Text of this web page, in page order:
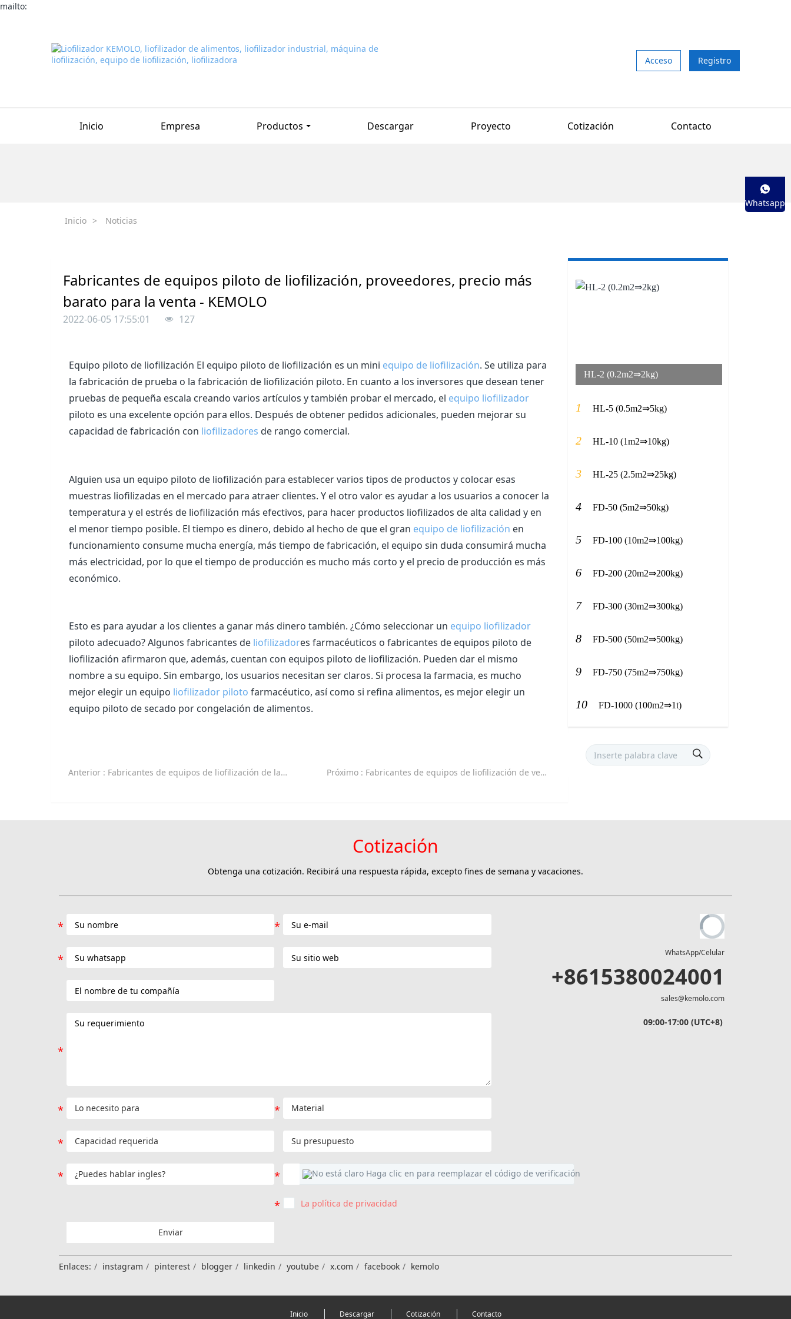
mailto:
Acceso Registro
Inicio Empresa Productos Descargar Proyecto Cotización Contacto
Inicio > Noticias
Fabricantes de equipos piloto de liofilización, proveedores, precio más
barato para la venta - KEMOLO
2022-06-05 17:55:01 127
Equipo piloto de liofilización El equipo piloto de liofilización es un mini equipo de liofilización. Se utiliza para
la fabricación de prueba o la fabricación de liofilización piloto. En cuanto a los inversores que desean tener
pruebas de pequeña escala creando varios artículos y también probar el mercado, el equipo liofilizador
piloto es una excelente opción para ellos. Después de obtener pedidos adicionales, pueden mejorar su
capacidad de fabricación con liofilizadores de rango comercial.
Alguien usa un equipo piloto de liofilización para establecer varios tipos de productos y colocar esas
muestras liofilizadas en el mercado para atraer clientes. Y el otro valor es ayudar a los usuarios a conocer la
temperatura y el estrés de liofilización más efectivos, para hacer productos liofilizados de alta calidad y en
el menor tiempo posible. El tiempo es dinero, debido al hecho de que el gran equipo de liofilización en
funcionamiento consume mucha energía, más tiempo de fabricación, el equipo sin duda consumirá mucha
más electricidad, por lo que el tiempo de producción es mucho más corto y el precio de producción es más
económico.
Esto es para ayudar a los clientes a ganar más dinero también. ¿Cómo seleccionar un equipo liofilizador
piloto adecuado? Algunos fabricantes de liofilizadores farmacéuticos o fabricantes de equipos piloto de
liofilización afirmaron que, además, cuentan con equipos piloto de liofilización. Pueden dar el mismo
nombre a su equipo. Sin embargo, los usuarios necesitan ser claros. Si procesa la farmacia, es mucho
mejor elegir un equipo liofilizador piloto farmacéutico, así como si refina alimentos, es mejor elegir un
equipo piloto de secado por congelación de alimentos.
Anterior : Fabricantes de equipos de liofilización de laboratorio, proveedores, precio barato para la venta - KEMOLO Próximo : Fabricantes de equipos de liofilización de vegetales, proveedores, precio más bajo para la venta - KEMOLO
HL-2 (0.2m2⇒2kg)
1 HL-5 (0.5m2⇒5kg)
2 HL-10 (1m2⇒10kg)
3 HL-25 (2.5m2⇒25kg)
4 FD-50 (5m2⇒50kg)
5 FD-100 (10m2⇒100kg)
6 FD-200 (20m2⇒200kg)
7 FD-300 (30m2⇒300kg)
8 FD-500 (50m2⇒500kg)
9 FD-750 (75m2⇒750kg)
10 FD-1000 (100m2⇒1t)
Cotización
Obtenga una cotización. Recibirá una respuesta rápida, excepto fines de semana y vacaciones.
La política de privacidad
Enviar
WhatsApp/Celular
+8615380024001
sales@kemolo.com
09:00-17:00 (UTC+8)
Enlaces: instagram pinterest blogger linkedin youtube x.com facebook kemolo
Inicio Descargar Cotización Contacto
Whatsapp